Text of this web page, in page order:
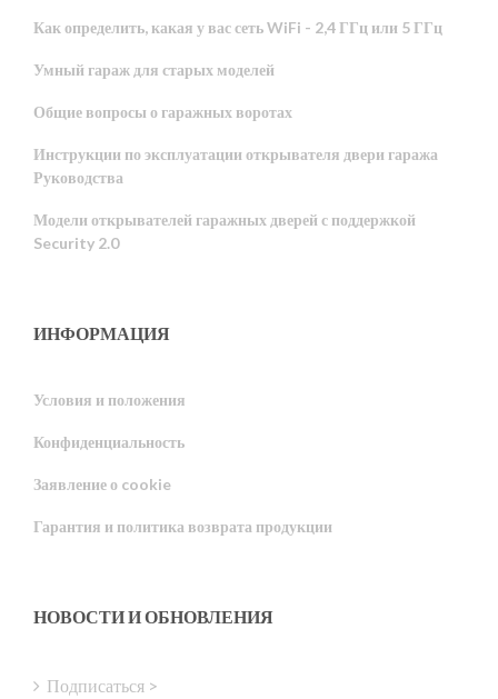
Как определить, какая у вас сеть WiFi - 2,4 ГГц или 5 ГГц
Умный гараж для старых моделей
Общие вопросы о гаражных воротах
Инструкции по эксплуатации открывателя двери гаража
Руководства
Модели открывателей гаражных дверей с поддержкой
Security 2.0
ИНФОРМАЦИЯ
Условия и положения
Конфиденциальность
Заявление о cookie
Гарантия и политика возврата продукции
НОВОСТИ И ОБНОВЛЕНИЯ
Подписаться >